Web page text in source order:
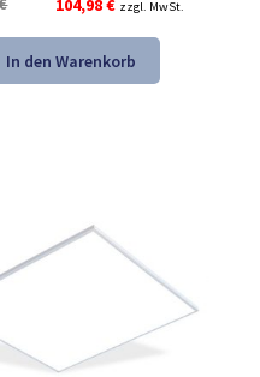
€
war:
153,60 €
104,98€
ist:
104,98 €.
zzgl. MwSt.
In den Warenkorb